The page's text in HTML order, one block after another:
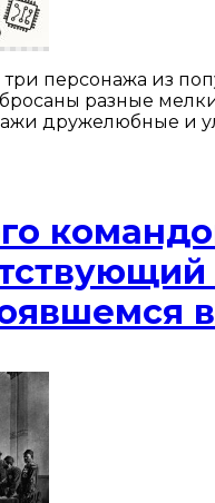
персонажа из
разные
дружелюбные